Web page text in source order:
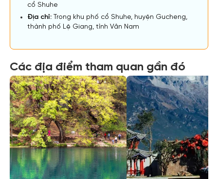
cổ Shuhe
Địa chỉ: Trong khu phố cổ Shuhe, huyện Gucheng,
thành phố Lệ Giang, tỉnh Vân Nam
Các địa điểm tham quan gần đó